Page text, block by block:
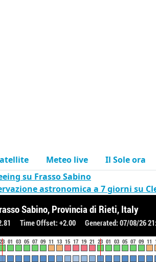
Meteo live Il Sole ora
su Frasso Sabino
astronomica a 7 giorni su